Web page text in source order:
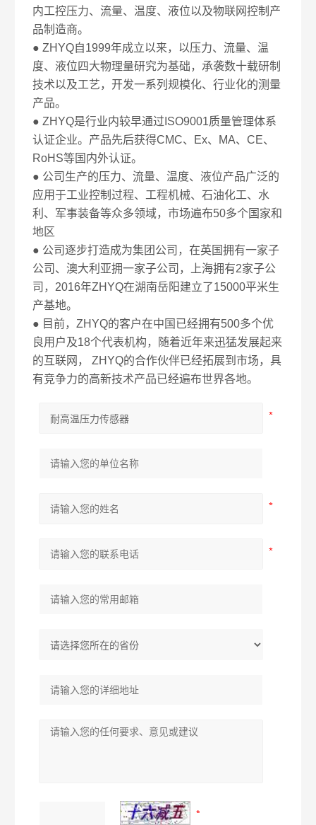
内工控压力、流量、温度、液位以及物联网控制产
品制造商。
● ZHYQ自1999年成立以来，以压力、流量、温
度、液位四大物理量研究为基础，承袭数十载研制
技术以及工艺，开发一系列规模化、行业化的测量
产品。
● ZHYQ是行业内较早通过ISO9001质量管理体系
认证企业。产品先后获得CMC、Ex、MA、CE、
RoHS等国内外认证。
● 公司生产的压力、流量、温度、液位产品广泛的
应用于工业控制过程、工程机械、石油化工、水
利、军事装备等众多领域，市场遍布50多个国家和
地区
● 公司逐步打造成为集团公司，在英国拥有一家子
公司、澳大利亚拥一家子公司，上海拥有2家子公
司，2016年ZHYQ在湖南岳阳建立了15000平米生
产基地。
● 目前，ZHYQ的客户在中国已经拥有500多个优
良用户及18个代表机构，随着近年来迅猛发展起来
的互联网， ZHYQ的合作伙伴已经拓展到市场，具
有竞争力的高新技术产品已经遍布世界各地。